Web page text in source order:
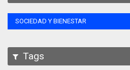
SOCIEDAD Y BIENESTAR
Tags